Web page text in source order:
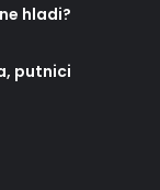
hladi?
putnici